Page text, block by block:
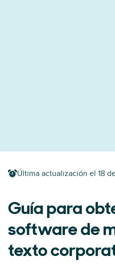
Última actualización el 18
Guía para
software de
texto